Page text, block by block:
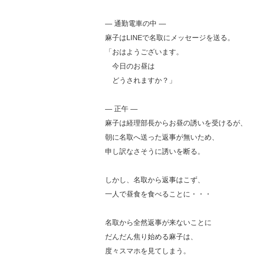
― 通勤電車の中 ―
麻子はLINEで名取にメッセージを送る。
「おはようございます。
今日のお昼は
どうされますか？」
― 正午 ―
麻子は経理部長からお昼の誘いを受けるが、
朝に名取へ送った返事が無いため、
申し訳なさそうに誘いを断る。
しかし、名取から返事はこず、
一人で昼食を食べることに・・・
名取から全然返事が来ないことに
だんだん焦り始める麻子は、
度々スマホを見てしまう。